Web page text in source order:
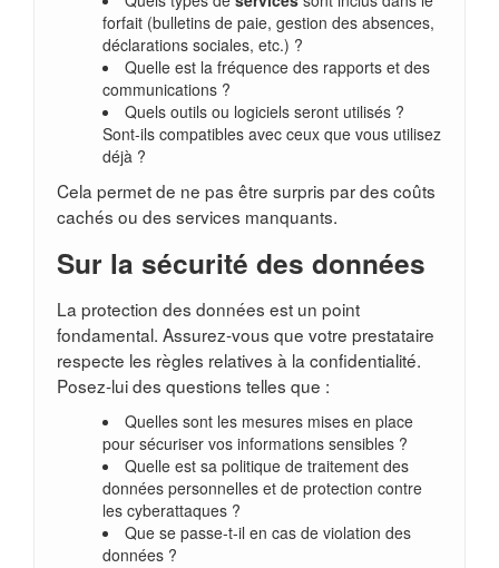
forfait (bulletins de paie, gestion des absences,
déclarations sociales, etc.) ?
Quelle est la fréquence des rapports et des
communications ?
Quels outils ou logiciels seront utilisés ?
Sont-ils compatibles avec ceux que vous utilisez
déjà ?
Cela permet de ne pas être surpris par des coûts
cachés ou des services manquants.
Sur la sécurité des données
La protection des données est un point
fondamental. Assurez-vous que votre prestataire
respecte les règles relatives à la confidentialité.
Posez-lui des questions telles que :
Quelles sont les mesures mises en place
pour sécuriser vos informations sensibles ?
Quelle est sa politique de traitement des
données personnelles et de protection contre
les cyberattaques ?
Que se passe-t-il en cas de violation des
données ?